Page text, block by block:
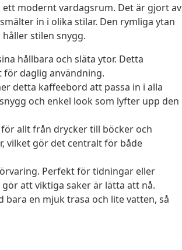
modernt vardagsrum. Det är gjort av
in i olika stilar. Den rymliga ytan
stilen snygg.
hållbara och släta ytor. Detta
daglig användning.
detta kaffeebord att passa in i alla
och enkel look som lyfter upp den
allt från drycker till böcker och
vilket gör det centralt för både
Perfekt för tidningar eller
att viktiga saker är lätta att nå.
en mjuk trasa och lite vatten, så